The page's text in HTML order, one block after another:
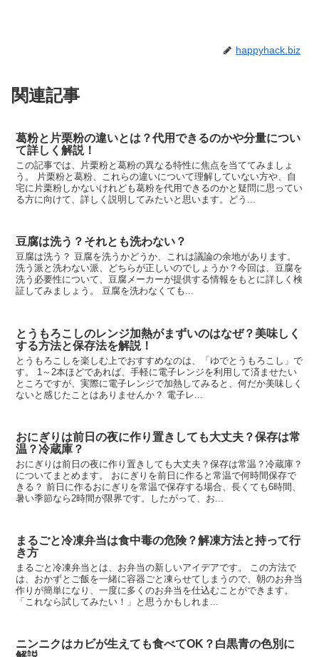
happyhack.biz
関連記事
葛粉と片栗粉の違いとは？代用できるのかや分量につい
て詳しく解説！
この記事では、片栗粉と葛粉の異なる特性に焦点を当ててみましょ
う。 片栗粉と葛粉、これらの違いについて理解していない方や、自
宅に片栗粉しかないけれども葛粉を代用できるのかと疑問に思ってい
る方に向けて、詳しく説明してみたいと思います。どう...
豆腐は洗う？それとも洗わない？
豆腐は洗う？ 豆腐を洗うかどうか、これは議論の余地があります。
洗う派と洗わない派、どちらが正しいのでしょうか？今回は、豆腐を
洗う必要性について、豆腐メーカーが提供する情報をもとに詳しく検
証してみましょう。 豆腐を洗わなくても...
とうもろこしのレンジ加熱がまずいのはなぜ？美味しく
する方法と保存法を解説！
とうもろこしを楽しむ上でおすすめなのは、「ゆでとうもろこし」で
す。 1～2本ほどであれば、手軽に電子レンジを利用して済ませたい
ところですが、実際に電子レンジで加熱してみると、何だか美味しく
ないと感じたことはありませんか？ 電子レ...
おにぎりは前日の夜に作り置きしても大丈夫？保存は常
温？冷蔵庫？
おにぎりは前日の夜に作り置きしても大丈夫？保存は常温？冷蔵庫？
についてまとめます。 おにぎりを前日に作ると常温で何時間保存で
きる？ 前日に作るおにぎりを常温で保存する場合、長くても6時間、
暑い季節なら2時間が限界です。したがって、お...
まるごと冷凍弁当は食中毒の危険？解凍方法と持って行
き方
まるごと冷凍弁当とは、お弁当の新しいアイデアです。 この方法で
は、おかずとご飯を一緒に容器ごと凍らせてしまうので、朝のお弁当
作りが簡単になり、一度に多くのお弁当を仕込むことができます。
「これなら試してみたい！」と思うかもしれま...
ニンニクはカビが生えても食べてOK？白黒青の色別に